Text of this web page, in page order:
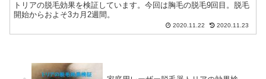
トリアの脱毛効果を検証しています。今回は胸毛の脱毛9回目。脱毛
開始からおよそ3カ月2週間。
2020.11.22 2020.11.23